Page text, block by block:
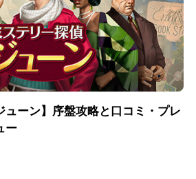
ューン】序盤攻略と口コミ・プレ
ー